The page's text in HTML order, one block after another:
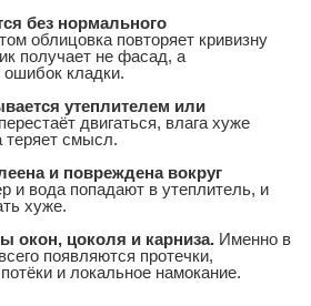
без нормального
облицовка повторяет кривизну
получает не фасад, а
кладки.
утеплителем или
двигаться, влага хуже
теряет смысл.
и повреждена вокруг
и вода попадают в утеплитель, и
хуже.
окон, цоколя и карниза. Именно в
появляются протечки,
и локальное намокание.